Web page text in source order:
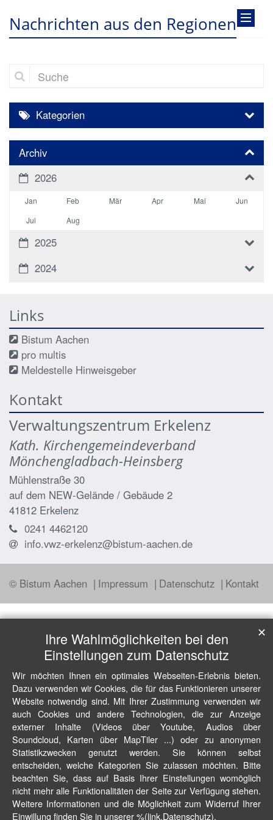
Nachrichten aus den Regionen
Suche
Kategorien
Archiv
2026
Jan Feb Mär Apr Mai
Jun
Jul
Aug
2025
2024
Links
Bistum Aachen
pro multis
Meldestelle Hinweisgeber
Kontakt
Verwaltungszentrum Erkelenz
Kath. Kirchengemeindeverband
Mönchengladbach-Heinsberg
Mühlenstraße 30
auf dem NEW-Gelände / Gebäude 2
41812 Erkelenz
0241 4462120
info.vwz-erkelenz@bistum-aachen.de
© Bistum Aachen Impressum Datenschutz Kontakt
Ihre Wahlmöglichkeiten bei den
Einstellungen zum Datenschutz
Wir möchten Ihnen ein optimales Webseiten-Erlebnis bieten.
Dazu verwenden wir Cookies, die für das Funktionieren unserer
Website notwendig sind. Mit Ihrer Zustimmung verwenden wir
auch Cookies und andere Technologien, die zur Anzeige
externer Inhalte (Videos über Youtube, Audios über
Soundcloud, Karten über MapTiler ...) oder zu anonymen
Statistikzwecken genutzt werden. Sie können selbst
entscheiden, welche Kategorien Sie zulassen möchten. Bitte
beachten Sie, dass auf Basis Ihrer Einstellungen womöglich
nicht mehr alle Funktionalitäten der Seite zur Verfügung stehen.
Weitere Informationen und die Möglichkeit zum Widerruf Ihrer
Einwillung finden Sie in unserer %(link.Datenschutz).
✕